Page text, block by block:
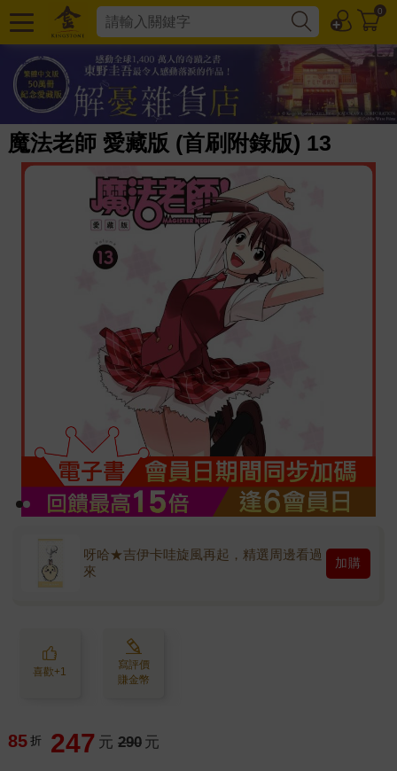
0
魔法老師 愛藏版 (首刷附錄版) 13
呀哈★吉伊卡哇旋風再起，精選周邊看過
來
加購
喜歡+1
寫評價
賺金幣
85 折 247 元 290 元